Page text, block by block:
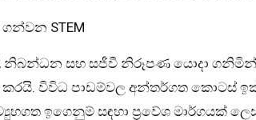
STEM
නිබන්ධන සහ සජීවී නිරූපණ යොදා
කරයි. විවිධ පාඩම්වල අන්තර්ගත කොටස්
ඉගෙනුම් සඳහා ප්‍රවේශ මාර්ගයක්